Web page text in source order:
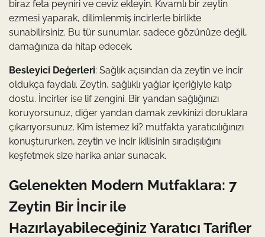
biraz feta peyniri ve ceviz ekleyin. Kıvamlı bir zeytin
ezmesi yaparak, dilimlenmiş incirlerle birlikte
sunabilirsiniz. Bu tür sunumlar, sadece gözünüze değil,
damağınıza da hitap edecek.
Besleyici Değerleri: Sağlık açısından da zeytin ve incir
oldukça faydalı. Zeytin, sağlıklı yağlar içeriğiyle kalp
dostu. İncirler ise lif zengini. Bir yandan sağlığınızı
koruyorsunuz, diğer yandan damak zevkinizi doruklara
çıkarıyorsunuz. Kim istemez ki? mutfakta yaratıcılığınızı
konuştururken, zeytin ve incir ikilisinin sıradışılığını
keşfetmek size harika anlar sunacak.
Gelenekten Modern Mutfaklara: 7
Zeytin Bir İncir ile
Hazırlayabileceğiniz Yaratıcı Tarifler